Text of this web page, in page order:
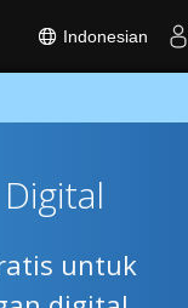
Indonesian
untuk